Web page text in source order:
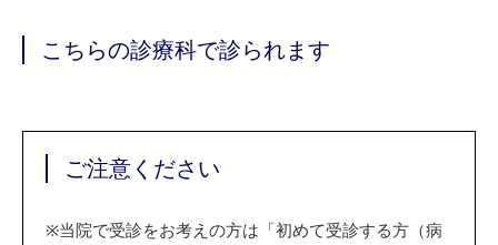
こちらの診療科で診られます
ご注意ください
※当院で受診をお考えの方は「初めて受診する方（病